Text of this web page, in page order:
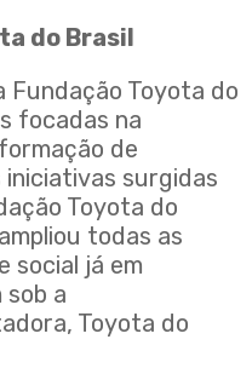
do Brasil
Fundação Toyota do
focadas na
de
iniciativas surgidas
Toyota do
todas as
social já em
a
Toyota do